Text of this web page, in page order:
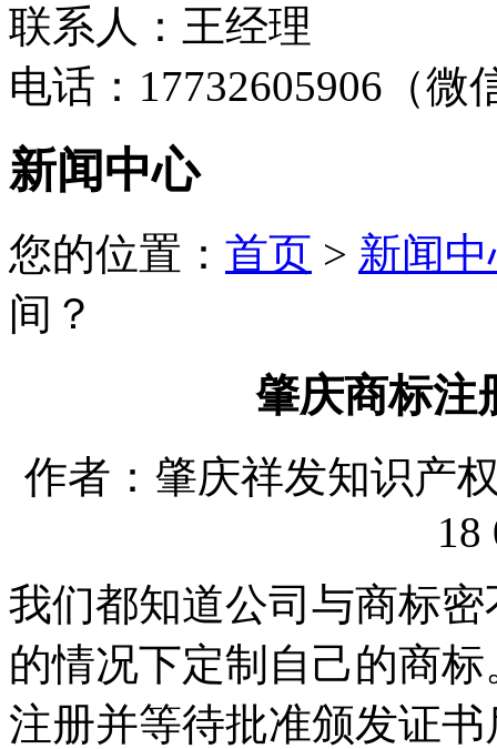
联系人：王经理
电话：17732605906（微
新闻中心
您的位置： 首页 > 新闻
间？
肇庆商标注
作者：肇庆祥发知识产
18
我们都知道公司与商标
的情况下定制自己的商
注册并等待批准颁发证